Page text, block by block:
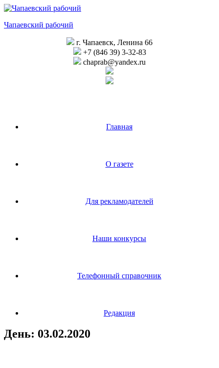
Перейти
содержимому
Чапаевский рабочий
г. Чапаевск, Ленина 66
+7 (846 39) 3-32-83
chaprab@yandex.ru
Главная
О газете
Для рекламодателей
Наши конкурсы
Телефонный справочник
Редакция
День: 03.02.2020